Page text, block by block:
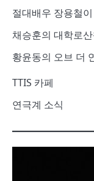
절대배우 장용철
채승훈의 대학로
황윤동의 오브 더
TTIS 카페
연극계 소식